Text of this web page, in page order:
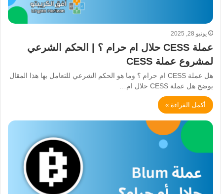
يونيو 28, 2025
عملة CESS حلال ام حرام ؟ | الحكم الشرعي
لمشروع عملة CESS
هل عملة CESS ام حرام ؟ وما هو الحكم الشرعي للتعامل بها هذا المقال
يوضح هل عملة CESS حلال ام…
أكمل القراءة »